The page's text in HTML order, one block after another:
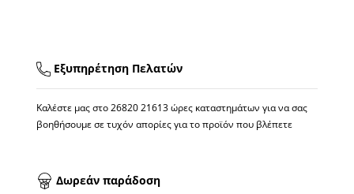
Εξυπηρέτηση Πελατών
Καλέστε μας στο26820 21613ώρες καταστημάτων για να σας
βοηθήσουμε σε τυχόν απορίες για το προϊόν που βλέπετε
Δωρεάν παράδοση